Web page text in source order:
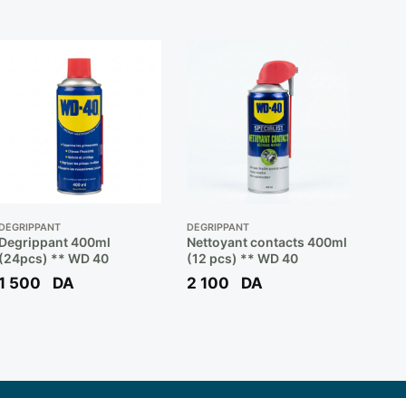
400ml
** WD 40
500 DA
DÉGRIPPANT
Nettoyant contacts 400ml
(12 pcs) ** WD 40
2 100 DA